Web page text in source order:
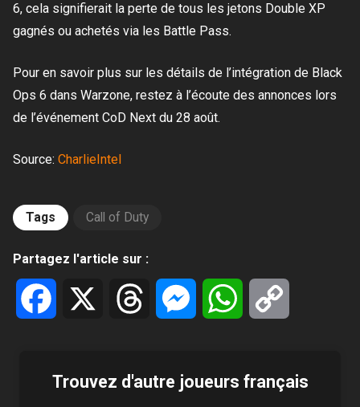
6, cela signifierait la perte de tous les jetons Double XP
gagnés ou achetés via les Battle Pass.
Pour en savoir plus sur les détails de l’intégration de Black
Ops 6 dans Warzone, restez à l’écoute des annonces lors
de l’événement CoD Next du 28 août.
Source: CharlieIntel
Tags Call of Duty
Partagez l'article sur :
Facebook Threads MessengerWhatsApp
Trouvez d'autre joueurs français